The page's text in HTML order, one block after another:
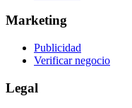
Marketing
Publicidad
Verificar negocio
Legal